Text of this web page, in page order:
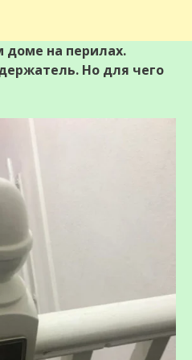
доме на перилах.
Но для чего